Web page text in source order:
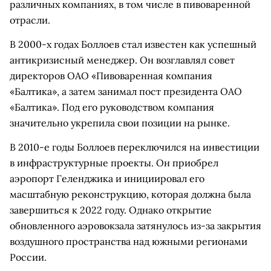
различных компаниях, в том числе в пивоваренной
отрасли.
В 2000-х годах Боллоев стал известен как успешный
антикризисный менеджер. Он возглавлял совет
директоров ОАО «Пивоваренная компания
«Балтика», а затем занимал пост президента ОАО
«Балтика». Под его руководством компания
значительно укрепила свои позиции на рынке.
В 2010-е годы Боллоев переключился на инвестиции
в инфраструктурные проекты. Он приобрел
аэропорт Геленджика и инициировал его
масштабную реконструкцию, которая должна была
завершиться к 2022 году. Однако открытие
обновленного аэровокзала затянулось из-за закрытия
воздушного пространства над южными регионами
России.